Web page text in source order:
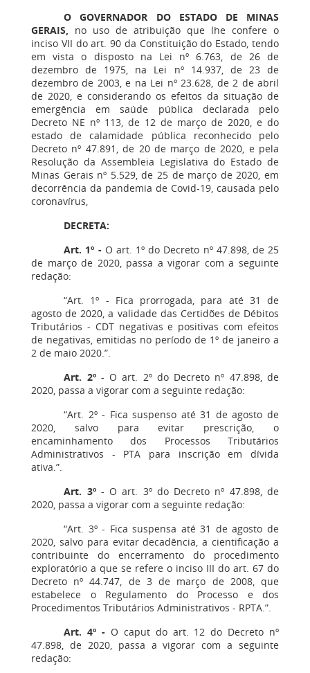
O GOVERNADOR DO ESTADO DE MINAS
GERAIS, no uso de atribuição que lhe confere o
inciso VII do art. 90 da Constituição do Estado, tendo
em vista o disposto na Lei nº 6.763, de 26 de
dezembro de 1975, na Lei nº 14.937, de 23 de
dezembro de 2003, e na Lei nº 23.628, de 2 de abril
de 2020, e considerando os efeitos da situação de
emergência em saúde pública declarada pelo
Decreto NE nº 113, de 12 de março de 2020, e do
estado de calamidade pública reconhecido pelo
Decreto nº 47.891, de 20 de março de 2020, e pela
Resolução da Assembleia Legislativa do Estado de
Minas Gerais nº 5.529, de 25 de março de 2020, em
decorrência da pandemia de Covid-19, causada pelo
coronavírus,
DECRETA:
Art. 1º - O art. 1º do Decreto nº 47.898, de 25
de março de 2020, passa a vigorar com a seguinte
redação:
“Art. 1º - Fica prorrogada, para até 31 de
agosto de 2020, a validade das Certidões de Débitos
Tributários - CDT negativas e positivas com efeitos
de negativas, emitidas no período de 1º de janeiro a
2 de maio 2020.”.
Art. 2º- O art. 2º do Decreto nº 47.898, de
2020, passa a vigorar com a seguinte redação:
“Art. 2º - Fica suspenso até 31 de agosto de
2020, salvo para evitar prescrição, o
encaminhamento dos Processos Tributários
Administrativos - PTA para inscrição em dívida
ativa.”.
Art. 3º- O art. 3º do Decreto nº 47.898, de
2020, passa a vigorar com a seguinte redação:
“Art. 3º - Fica suspensa até 31 de agosto de
2020, salvo para evitar decadência, a cientificação a
contribuinte do encerramento do procedimento
exploratório a que se refere o inciso III do art. 67 do
Decreto nº 44.747, de 3 de março de 2008, que
estabelece o Regulamento do Processo e dos
Procedimentos Tributários Administrativos - RPTA.”.
Art. 4º - O caput do art. 12 do Decreto nº
47.898, de 2020, passa a vigorar com a seguinte
redação: